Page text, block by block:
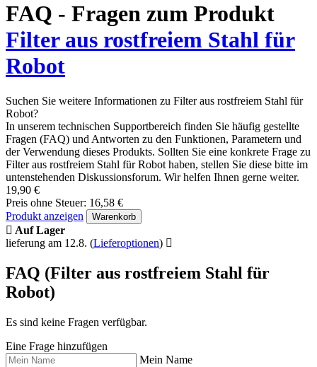
FAQ - Fragen zum Produkt
Filter aus rostfreiem Stahl für
Robot
Suchen Sie weitere Informationen zu Filter aus rostfreiem Stahl für
Robot?
In unserem technischen Supportbereich finden Sie häufig gestellte
Fragen (FAQ) und Antworten zu den Funktionen, Parametern und
der Verwendung dieses Produkts. Sollten Sie eine konkrete Frage zu
Filter aus rostfreiem Stahl für Robot haben, stellen Sie diese bitte im
untenstehenden Diskussionsforum. Wir helfen Ihnen gerne weiter.
19,90 €
Preis ohne Steuer: 16,58 €
Produkt anzeigen
Warenkorb
Auf Lager
lieferung am 12.8. (Lieferoptionen)
FAQ (Filter aus rostfreiem Stahl für
Robot)
Es sind keine Fragen verfügbar.
Eine Frage hinzufügen
Mein Name